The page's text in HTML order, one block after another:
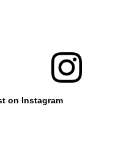
on Instagram